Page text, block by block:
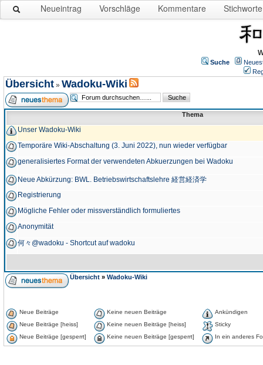
Neueintrag Vorschläge Kommentare Stichworte
Suche
Übersicht » Wadoku-Wiki
Thema
Unser Wadoku-Wiki
Temporäre Wiki-Abschaltung (3. Juni 2022), nun wieder verfügbar
generalisiertes Format der verwendeten Abkuerzungen bei Wadoku
Neue Abkürzung: BWL. Betriebswirtschaftslehre 経営経済学
Registrierung
Mögliche Fehler oder missverständlich formuliertes
Anonymität
何々@wadoku - Shortcut auf wadoku
Übersicht » Wadoku-Wiki
Neue Beiträge Keine neuen Beiträge
Ankündigen
Neue Beiträge [heiss]
Keine neuen Beiträge [heiss]
Sticky
Neue Beiträge [gesperrt]
Keine neuen Beiträge [gesperrt] In ein anderes